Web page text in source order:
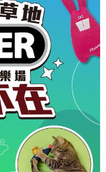
人之同意方可使用
損失，本公司不負相關責
號之用戶狀況，依本公司即
形，本公司將視審查結果
。若發現惡意使用之情形，
額度並採取法律行動。